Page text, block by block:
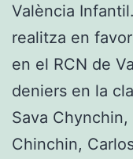
València
realitza en favor
en el RCN de
deniers en la
Sava
Chinchin,